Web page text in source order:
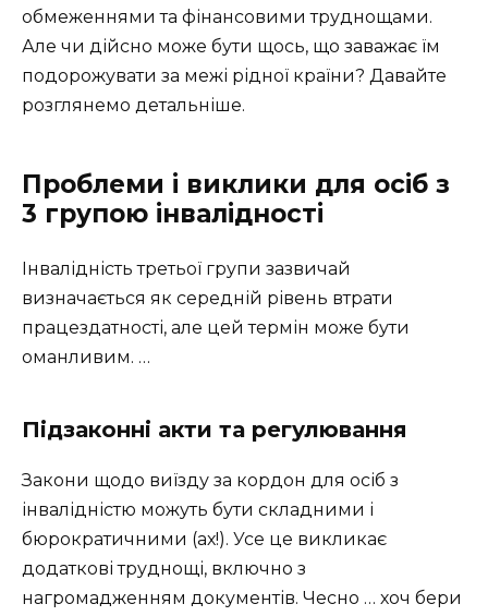
обмеженнями та фінансовими труднощами.
Але чи дійсно може бути щось, що заважає їм
подорожувати за межі рідної країни? Давайте
розглянемо детальніше.
Проблеми і виклики для осіб з
3 групою інвалідності
Інвалідність третьої групи зазвичай
визначається як середній рівень втрати
працездатності, але цей термін може бути
оманливим. …
Підзаконні акти та регулювання
Закони щодо виїзду за кордон для осіб з
інвалідністю можуть бути складними і
бюрократичними (ах!). Усе це викликає
додаткові труднощі, включно з
нагромадженням документів. Чесно … хоч бери